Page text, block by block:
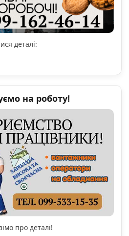
деталі:
на роботу!
про деталі!